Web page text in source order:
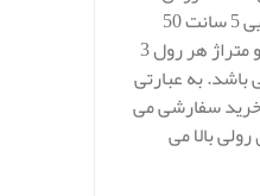
عایق پشم سنگ پتویی 5 سانت 50
رولی انجام می شود و متراژ هر رول 3
و 6 متر می باشد. به عبارتی
سفارشی می
بالا می